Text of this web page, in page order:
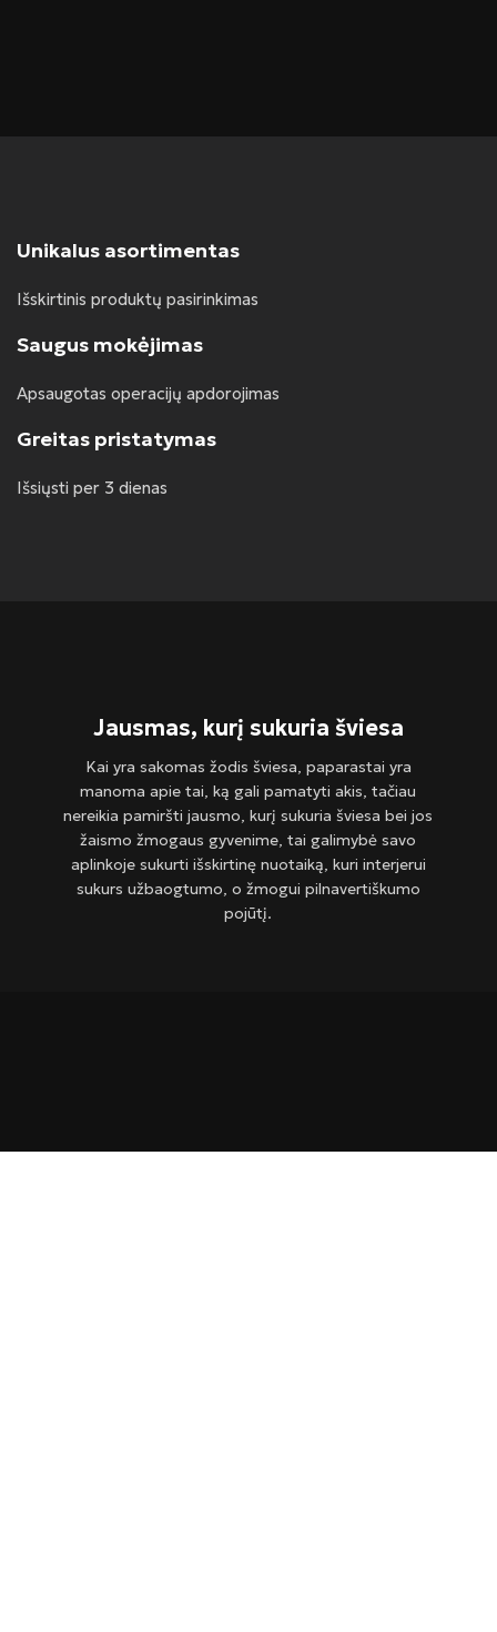
Unikalus asortimentas
Išskirtinis produktų pasirinkimas
Saugus mokėjimas
Apsaugotas operacijų apdorojimas
Greitas pristatymas
Išsiųsti per 3 dienas
Jausmas, kurį sukuria šviesa
Kai yra sakomas žodis šviesa, paparastai yra
manoma apie tai, ką gali pamatyti akis, tačiau
nereikia pamiršti jausmo, kurį sukuria šviesa bei jos
žaismo žmogaus gyvenime, tai galimybė savo
aplinkoje sukurti išskirtinę nuotaiką, kuri interjerui
sukurs užbaogtumo, o žmogui pilnavertiškumo
pojūtį.